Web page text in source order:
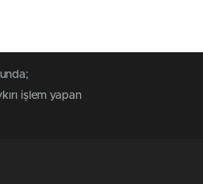
işlem yapan